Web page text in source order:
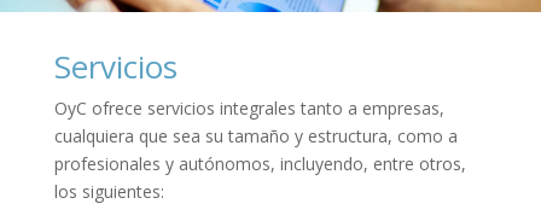
Servicios
OyC ofrece servicios integrales tanto a empresas,
cualquiera que sea su tamaño y estructura, como a
profesionales y autónomos, incluyendo, entre otros,
los siguientes: